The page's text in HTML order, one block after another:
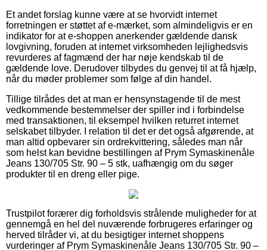
Et andet forslag kunne være at se hvorvidt internet
forretningen er støttet af e-mærket, som almindeligvis er en
indikator for at e-shoppen anerkender gældende dansk
lovgivning, foruden at internet virksomheden lejlighedsvis
revurderes af fagmænd der har nøje kendskab til de
gældende love. Derudover tilbydes du genvej til at få hjælp,
når du møder problemer som følge af din handel.
Tillige tilrådes det at man er hensynstagende til de mest
vedkommende bestemmelser der spiller ind i forbindelse
med transaktionen, til eksempel hvilken returret internet
selskabet tilbyder. I relation til det er det også afgørende, at
man altid opbevarer sin ordrekvittering, således man når
som helst kan bevidne bestillingen af Prym Symaskinenåle
Jeans 130/705 Str. 90 – 5 stk, uafhængig om du søger
produkter til en dreng eller pige.
Trustpilot forærer dig forholdsvis strålende muligheder for at
gennemgå en hel del nuværende forbrugeres erfaringer og
herved tilråder vi, at du besigtiger internet shoppens
vurderinger af Prym Symaskinenåle Jeans 130/705 Str. 90 –